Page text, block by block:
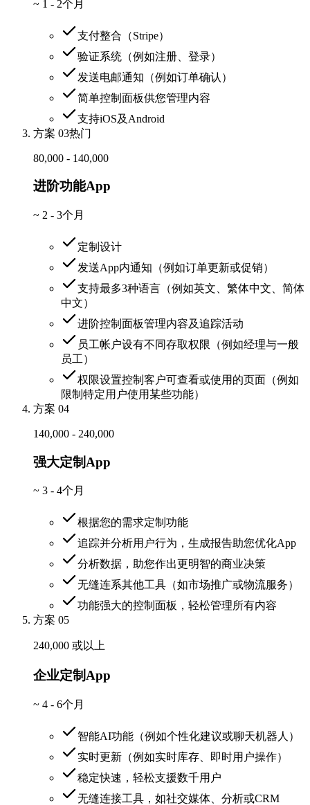
~ 1 - 2个月
支付整合（Stripe）
验证系统（例如注册、登录）
发送电邮通知（例如订单确认）
简单控制面板供您管理内容
支持iOS及Android
方案 03热门
80,000 - 140,000
进阶功能App
~ 2 - 3个月
定制设计
发送App内通知（例如订单更新或促销）
支持最多3种语言（例如英文、繁体中文、简体
中文）
进阶控制面板管理内容及追踪活动
员工帐户设有不同存取权限（例如经理与一般
员工）
权限设置控制客户可查看或使用的页面（例如
限制特定用户使用某些功能）
方案 04
140,000 - 240,000
强大定制App
~ 3 - 4个月
根据您的需求定制功能
追踪并分析用户行为，生成报告助您优化App
分析数据，助您作出更明智的商业决策
无缝连系其他工具（如市场推广或物流服务）
功能强大的控制面板，轻松管理所有内容
方案 05
240,000 或以上
企业定制App
~ 4 - 6个月
智能AI功能（例如个性化建议或聊天机器人）
实时更新（例如实时库存、即时用户操作）
稳定快速，轻松支援数千用户
无缝连接工具，如社交媒体、分析或CRM